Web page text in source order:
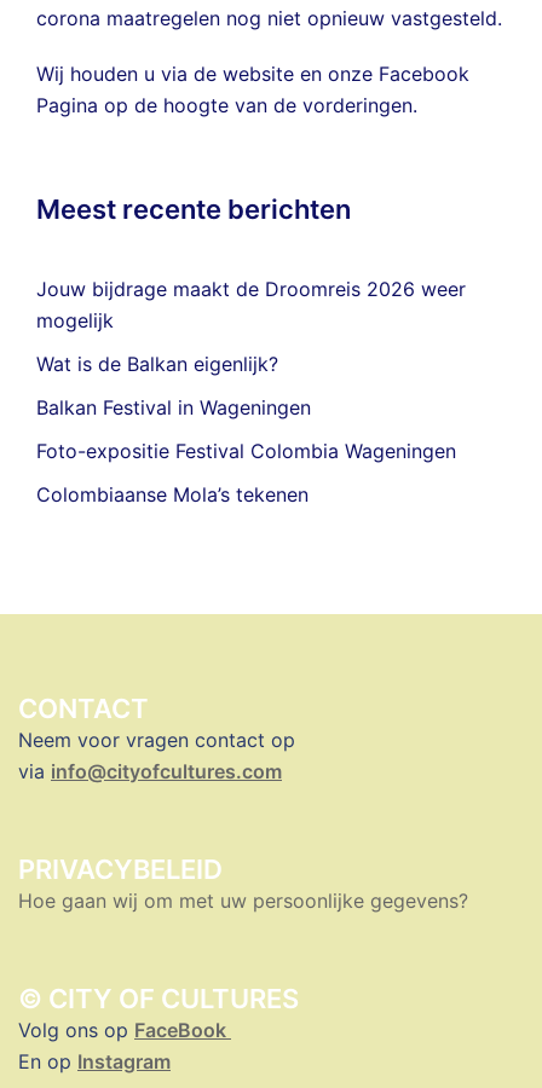
corona maatregelen nog niet opnieuw vastgesteld.
Wij houden u via de website en onze Facebook
Pagina op de hoogte van de vorderingen.
Meest recente berichten
Jouw bijdrage maakt de Droomreis 2026 weer
mogelijk
Wat is de Balkan eigenlijk?
Balkan Festival in Wageningen
Foto-expositie Festival Colombia Wageningen
Colombiaanse Mola’s tekenen
CONTACT
Neem voor vragen contact op
via info@cityofcultures.com
PRIVACYBELEID
Hoe gaan wij om met uw persoonlijke gegevens?
© CITY OF CULTURES
Volg ons op FaceBook
En op Instagram